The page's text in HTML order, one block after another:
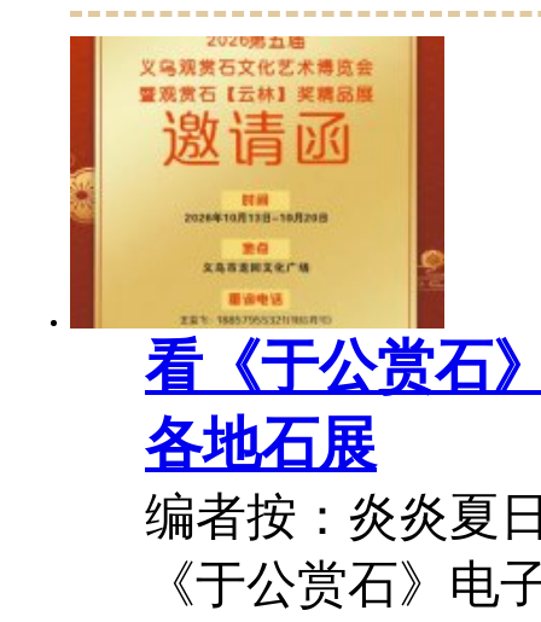
会、石商、奇石
古城地处嘉陵江
江三江交汇之处
古蜀道核心节点...
看《于公赏石
各地石展
编者按：炎炎夏
《于公赏石》电